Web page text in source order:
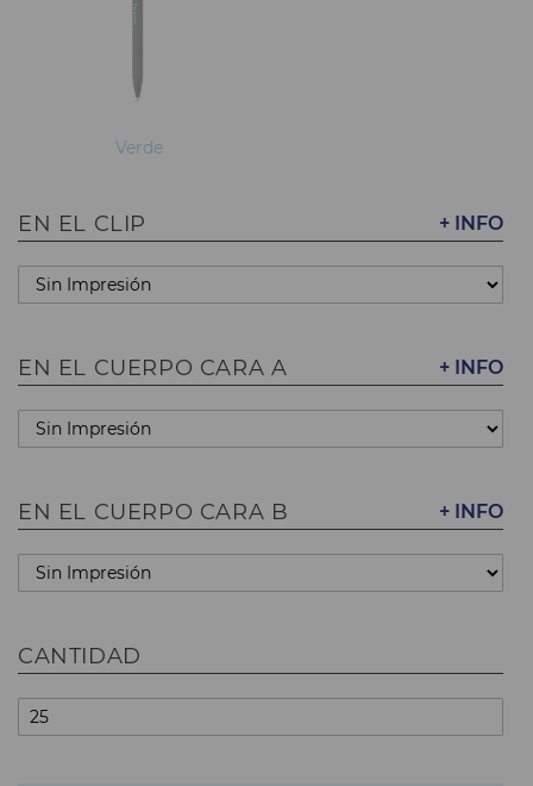
Verde
+ INFO
EN EL CLIP
+ INFO
EN EL CUERPO CARA A
+ INFO
EN EL CUERPO CARA B
CANTIDAD